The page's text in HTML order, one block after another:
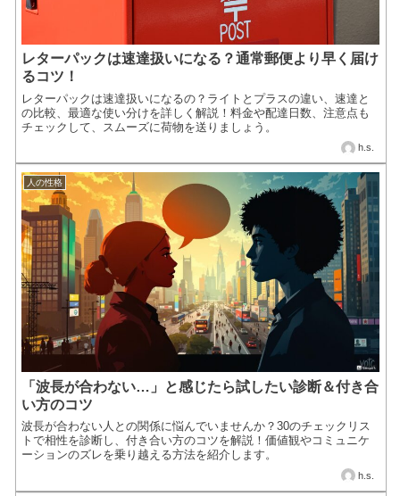
レターパックは速達扱いになる？通常郵便より早く届け
るコツ！
レターパックは速達扱いになるの？ライトとプラスの違い、速達と
の比較、最適な使い分けを詳しく解説！料金や配達日数、注意点も
チェックして、スムーズに荷物を送りましょう。
h.s.
人の性格
「波長が合わない…」と感じたら試したい診断＆付き合
い方のコツ
波長が合わない人との関係に悩んでいませんか？30のチェックリス
トで相性を診断し、付き合い方のコツを解説！価値観やコミュニケ
ーションのズレを乗り越える方法を紹介します。
h.s.